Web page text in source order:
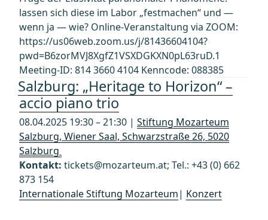
lassen sich diese im Labor „festmachen“ und —
wenn ja — wie? Online-Veranstaltung via ZOOM:
https://us06web.zoom.us/j/81436604104?
pwd=B6zorMVJ8XgfZ1VSXDGKXN0pL63ruD.1
Meeting-ID: 814 3660 4104 Kenncode: 088385
Salzburg: „Heritage to Horizon“ –
accio piano trio
08.04.2025 19:30 – 21:30 | Stiftung Mozarteum
Salzburg, Wiener Saal, Schwarzstraße 26, 5020
Salzburg
Kontakt: tickets@mozarteum.at; Tel.: +43 (0) 662
873 154
Internationale Stiftung Mozarteum| Konzert